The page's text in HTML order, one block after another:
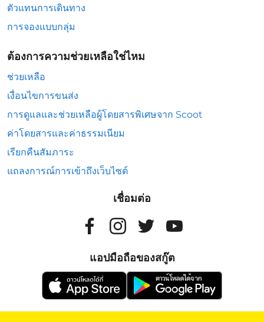
ตัวแทนการเดินทาง
การจองแบบกลุ่ม
ต้องการความช่วยเหลือใช่ไหม
ช่วยเหลือ
เงื่อนไขการขนส่ง
การดูแลและช่วยเหลือผู้โดยสารพิเศษจาก Scoot
ค่าโดยสารและค่าธรรมเนียม
เรียกคืนสัมภาระ
แถลงการณ์การเข้าถึงเว็บไซต์
เชื่อมต่อ
แอปมือถือของสกู๊ต